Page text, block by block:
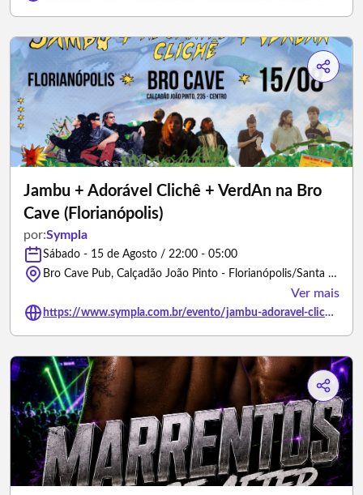
Jambu + Adorável Clichê + VerdAn na Bro
Cave (Florianópolis)
por:Sympla
Sábado - 15 de Agosto / 22:00 - 05:00
Bro Cave Pub, Calçadão João Pinto - Florianópolis/Santa Catarina
Ver mais
https://www.sympla.com.br/evento/jambu-adoravel-cliche-verdan-na-bro-cave-florianopolis/3482371